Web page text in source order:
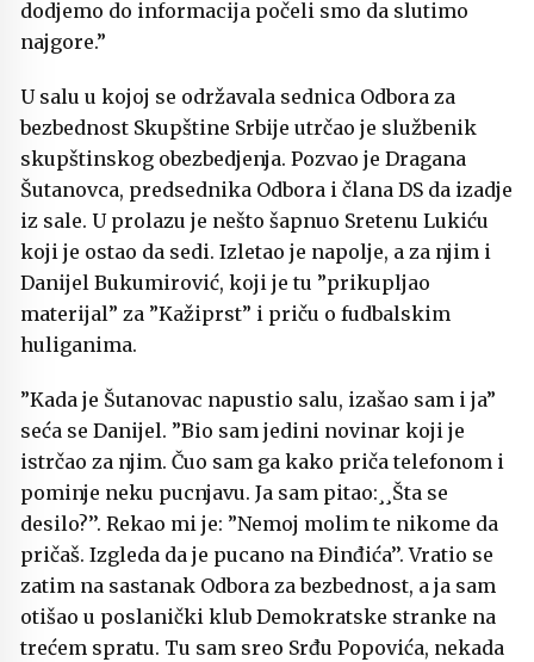
dodjemo do informacija počeli smo da slutimo
najgore.”
U salu u kojoj se održavala sednica Odbora za
bezbednost Skupštine Srbije utrčao je službenik
skupštinskog obezbedjenja. Pozvao je Dragana
Šutanovca, predsednika Odbora i člana DS da izadje
iz sale. U prolazu je nešto šapnuo Sretenu Lukiću
koji je ostao da sedi. Izletao je napolje, a za njim i
Danijel Bukumirović, koji je tu ”prikupljao
materijal” za ”Kažiprst” i priču o fudbalskim
huliganima.
”Kada je Šutanovac napustio salu, izašao sam i ja”
seća se Danijel. ”Bio sam jedini novinar koji je
istrčao za njim. Čuo sam ga kako priča telefonom i
pominje neku pucnjavu. Ja sam pitao:¸¸Šta se
desilo?’’. Rekao mi je: ”Nemoj molim te nikome da
pričaš. Izgleda da je pucano na Đinđića’’. Vratio se
zatim na sastanak Odbora za bezbednost, a ja sam
otišao u poslanički klub Demokratske stranke na
trećem spratu. Tu sam sreo Srđu Popovića, nekada